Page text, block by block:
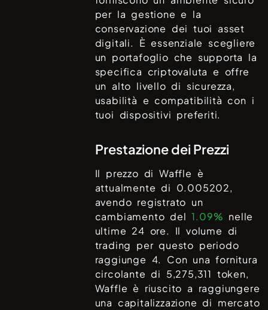
per la gestione e la
conservazione dei tuoi asset
digitali. È essenziale scegliere
un portafoglio che supporta la
specifica criptovaluta e offre
un alto livello di sicurezza,
usabilità e compatibilità con i
tuoi dispositivi preferiti.
Prestazione dei Prezzi
Il prezzo diWaffle è
attualmente di 0.005202,
avendo registrato un
cambiamento del1.09% nelle
ultime 24 ore. Il volume di
trading per questo periodo
raggiunge 4. Con una fornitura
circolante di 5,275,311 token,
Waffle è riuscito a raggiungere
una capitalizzazione di mercato